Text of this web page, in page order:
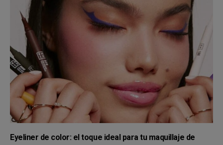
Eyeliner de color: el toque ideal para tu maquillaje de